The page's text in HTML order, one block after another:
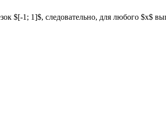
$[-1; 1]$, следовательно, для любого $x$